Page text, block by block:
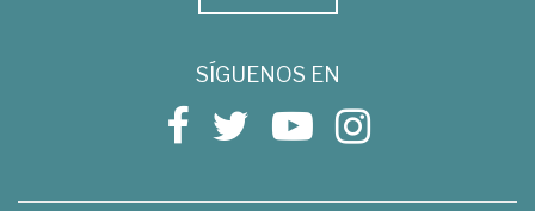
SÍGUENOS EN